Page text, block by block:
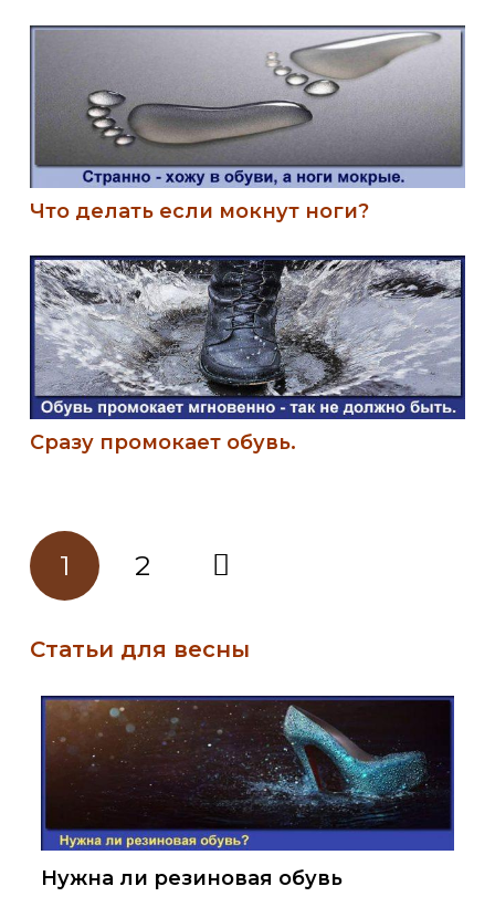
Что делать если мокнут ноги?
Сразу промокает обувь.
1 2
Статьи для весны
Нужна ли резиновая обувь